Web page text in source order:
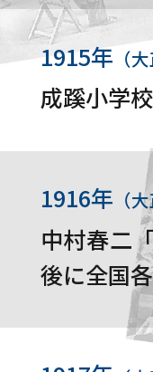
1915年 （
成蹊小学
1916年 （
中村春二
後に全国